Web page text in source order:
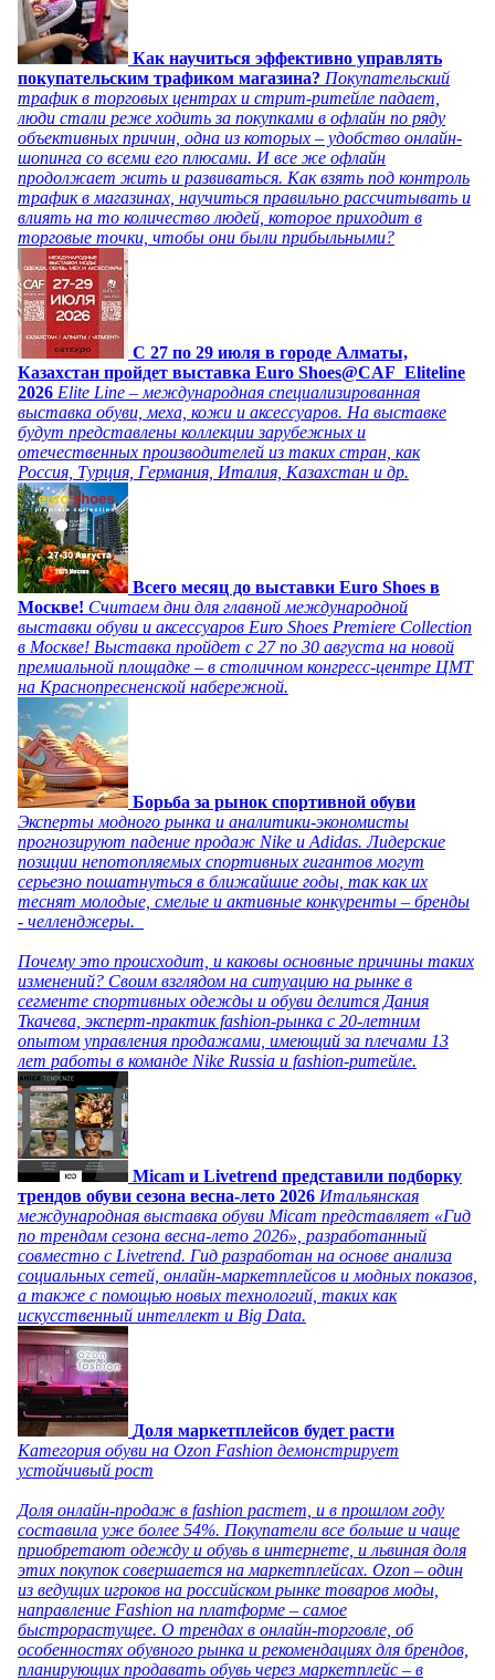
Как научиться эффективно управлять
покупательским трафиком магазина? Покупательский
трафик в торговых центрах и стрит-ритейле падает,
люди стали реже ходить за покупками в офлайн по ряду
объективных причин, одна из которых – удобство онлайн-
шопинга со всеми его плюсами. И все же офлайн
продолжает жить и развиваться. Как взять под контроль
трафик в магазинах, научиться правильно рассчитывать и
влиять на то количество людей, которое приходит в
торговые точки, чтобы они были прибыльными?
C 27 по 29 июля в городе Алматы,
Казахстан пройдет выставка Euro Shoes@CAF_Eliteline
2026 Elite Line – международная специализированная
выставка обуви, меха, кожи и аксессуаров. На выставке
будут представлены коллекции зарубежных и
отечественных производителей из таких стран, как
Россия, Турция, Германия, Италия, Казахстан и др.
Всего месяц до выставки Euro Shoes в
Москве! Считаем дни для главной международной
выставки обуви и аксессуаров Euro Shoes Premiere Collection
в Москве! Выставка пройдет с 27 по 30 августа на новой
премиальной площадке – в столичном конгресс-центре ЦМТ
на Краснопресненской набережной.
Борьба за рынок спортивной обуви
Эксперты модного рынка и аналитики-экономисты
прогнозируют падение продаж Nike и Adidas. Лидерские
позиции непотопляемых спортивных гигантов могут
серьезно пошатнуться в ближайшие годы, так как их
теснят молодые, смелые и активные конкуренты – бренды
- челленджеры.
Почему это происходит, и каковы основные причины таких
изменений? Своим взглядом на ситуацию на рынке в
сегменте спортивных одежды и обуви делится Дания
Ткачева, эксперт-практик fashion-рынка с 20-летним
опытом управления продажами, имеющий за плечами 13
лет работы в команде Nike Russia и fashion-ритейле.
Micam и Livetrend представили подборку
трендов обуви сезона весна-лето 2026 Итальянская
международная выставка обуви Micam представляет «Гид
по трендам сезона весна-лето 2026», разработанный
совместно с Livetrend. Гид разработан на основе анализа
социальных сетей, онлайн-маркетплейсов и модных показов,
а также с помощью новых технологий, таких как
искусственный интеллект и Big Data.
Доля маркетплейсов будет расти
Категория обуви на Ozon Fashion демонстрирует
устойчивый рост
Доля онлайн-продаж в fashion растет, и в прошлом году
составила уже более 54%. Покупатели все больше и чаще
приобретают одежду и обувь в интернете, и львиная доля
этих покупок совершается на маркетплейсах. Ozon – один
из ведущих игроков на российском рынке товаров моды,
направление Fashion на платформе – самое
быстрорастущее. О трендах в онлайн-торговле, об
особенностях обувного рынка и рекомендациях для брендов,
планирующих продавать обувь через маркетплейс – в